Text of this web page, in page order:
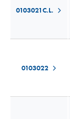
0103021C.L.
0103022